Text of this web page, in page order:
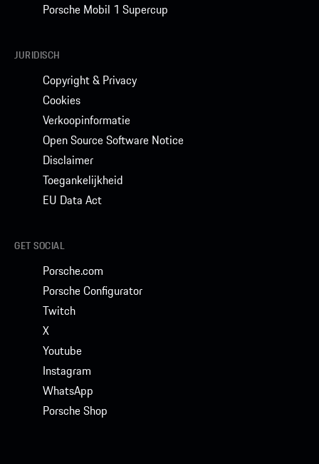
Porsche Mobil 1 Supercup
JURIDISCH
Copyright & Privacy
Cookies
Verkoopinformatie
Open Source Software Notice
Disclaimer
Toegankelijkheid
EU Data Act
GET SOCIAL
Porsche.com
Porsche Configurator
Twitch
X
Youtube
Instagram
WhatsApp
Porsche Shop